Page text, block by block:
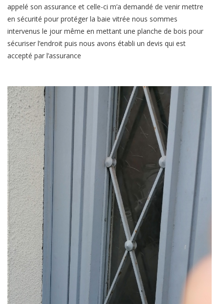
appelé son assurance et celle-ci m’a demandé de venir mettre
en sécurité pour protéger la baie vitrée nous sommes
intervenus le jour même en mettant une planche de bois pour
sécuriser l’endroit puis nous avons établi un devis qui est
accepté par l’assurance